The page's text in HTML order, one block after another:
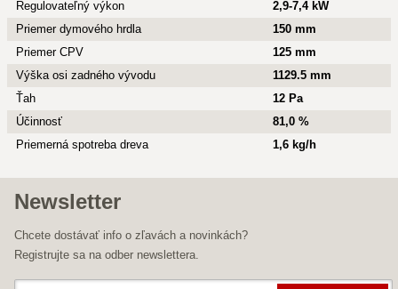
Regulovateľný výkon
2,9-7,4 kW
Priemer dymového hrdla
150 mm
Priemer CPV
125 mm
Výška osi zadného vývodu
1129.5 mm
Ťah
12 Pa
Účinnosť
81,0 %
Priemerná spotreba dreva
1,6 kg/h
Newsletter
Chcete dostávať info o zľavách a novinkách?
Registrujte sa na odber newslettera.